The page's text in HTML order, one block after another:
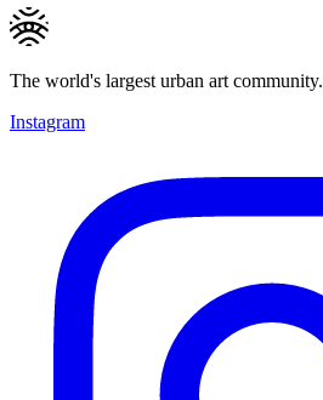
The world's largest urban art community.
Instagram